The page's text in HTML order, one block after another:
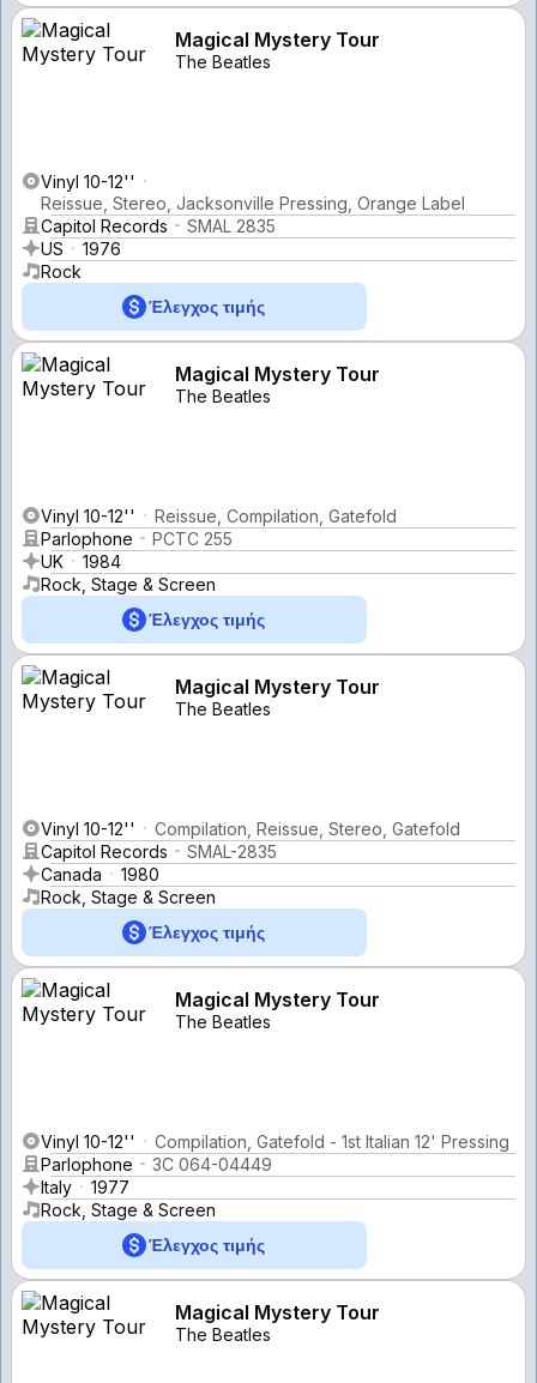
Magical Mystery Tour
The Beatles
Vinyl 10-12''
Reissue, Stereo, Jacksonville Pressing, Orange Label
Capitol Records
SMAL 2835
US
1976
Rock
Έλεγχος τιμής
Magical Mystery Tour
The Beatles
Vinyl 10-12''
Reissue, Compilation, Gatefold
Parlophone
PCTC 255
UK
1984
Rock, Stage & Screen
Έλεγχος τιμής
Magical Mystery Tour
The Beatles
Vinyl 10-12''
Compilation, Reissue, Stereo, Gatefold
Capitol Records
SMAL-2835
Canada
1980
Rock, Stage & Screen
Έλεγχος τιμής
Magical Mystery Tour
The Beatles
Vinyl 10-12''
Compilation, Gatefold - 1st Italian 12' Pressing
Parlophone
3C 064-04449
Italy
1977
Rock, Stage & Screen
Έλεγχος τιμής
Magical Mystery Tour
The Beatles